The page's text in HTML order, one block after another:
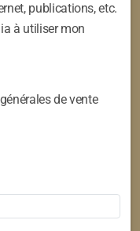
publications, etc.
à utiliser mon
de vente